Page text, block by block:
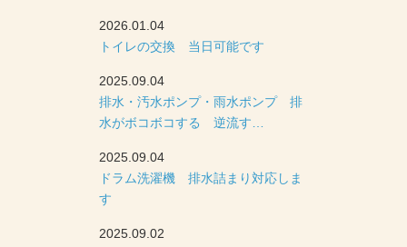
2026.01.04
トイレの交換 当日可能です
2025.09.04
排水・汚水ポンプ・雨水ポンプ 排
水がボコボコする 逆流す…
2025.09.04
ドラム洗濯機 排水詰まり対応しま
す
2025.09.02